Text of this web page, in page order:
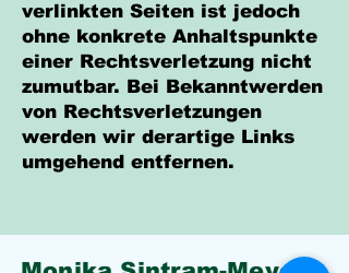
verlinkten Seiten ist jedoch
ohne konkrete Anhaltspunkte
einer Rechtsverletzung nicht
zumutbar. Bei Bekanntwerden
von Rechtsverletzungen
werden wir derartige Links
umgehend entfernen.